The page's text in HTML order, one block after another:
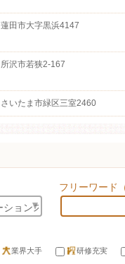
蓮田市大字黒浜4147
所沢市若狭2-167
さいたま市緑区三室2460
フリーワード
業界大手 研修充実